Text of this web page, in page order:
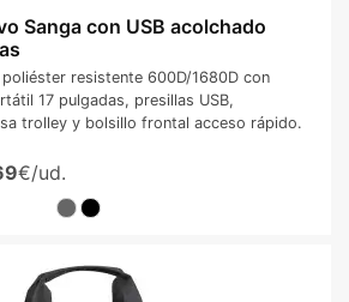
Sanga con USB acolchado
resistente 600D/1680D con
17 pulgadas, presillas USB,
trolley y bolsillo frontal acceso rápido.
€/ud.